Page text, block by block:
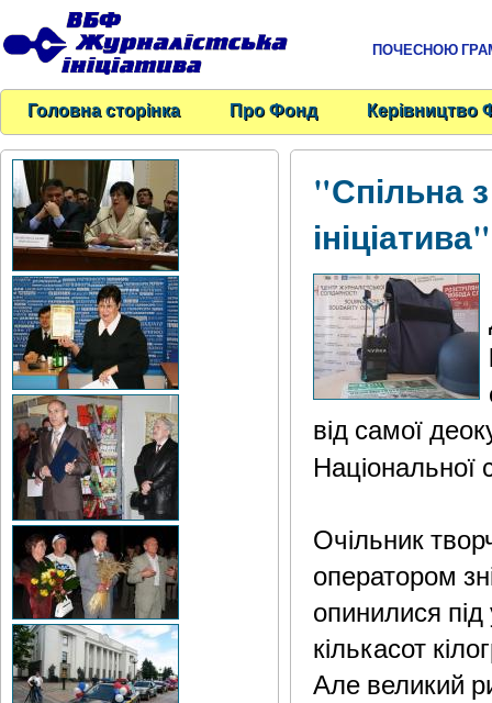
ПОЧЕСНОЮ
Головна сторінка Про Фонд Керівництво
"Спільна
від самої
Національної
Очільник
оператором
опинилися
кількасот
Але великий